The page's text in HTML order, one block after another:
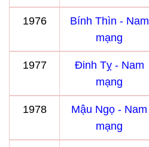
1976
Bính Thìn - Nam
mạng
1977
Đinh Tỵ - Nam
mạng
1978
Mậu Ngọ - Nam
mạng